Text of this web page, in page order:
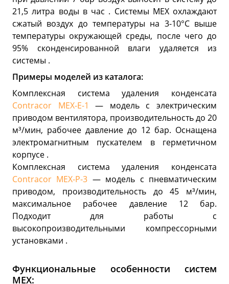
21,5 литра воды в час . Системы MEX охлаждают
сжатый воздух до температуры на 3-10°С выше
температуры окружающей среды, после чего до
95% сконденсированной влаги удаляется из
системы .
Примеры моделей из каталога:
Комплексная система удаления конденсата
Contracor MEX-E-1
— модель с электрическим
приводом вентилятора, производительность до 20
м³/мин, рабочее давление до 12 бар. Оснащена
электромагнитным пускателем в герметичном
корпусе .
Комплексная система удаления конденсата
Contracor MEX-P-3 — модель с пневматическим
приводом, производительность до 45 м³/мин,
максимальное рабочее давление 12 бар.
Подходит для работы с
высокопроизводительными компрессорными
установками .
Функциональные особенности систем
MEX: